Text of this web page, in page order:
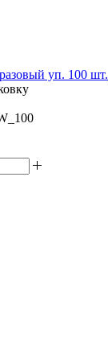
уп. 100 шт.